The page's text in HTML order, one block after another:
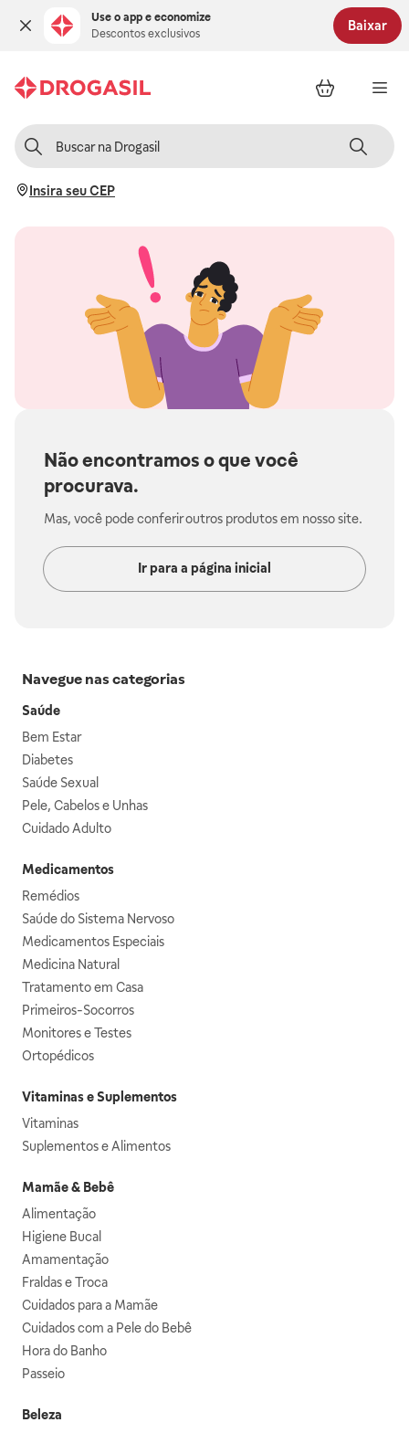
Use o app e economize
Descontos exclusivos
Baixar
Insira seu CEP
Não encontramos o que você
procurava.
Mas, você pode conferir outros produtos em nosso site.
Ir para a página inicial
Navegue nas categorias
Saúde
Bem Estar
Diabetes
Saúde Sexual
Pele, Cabelos e Unhas
Cuidado Adulto
Medicamentos
Remédios
Saúde do Sistema Nervoso
Medicamentos Especiais
Medicina Natural
Tratamento em Casa
Primeiros-Socorros
Monitores e Testes
Ortopédicos
Vitaminas e Suplementos
Vitaminas
Suplementos e Alimentos
Mamãe & Bebê
Alimentação
Higiene Bucal
Amamentação
Fraldas e Troca
Cuidados para a Mamãe
Cuidados com a Pele do Bebê
Hora do Banho
Passeio
Beleza